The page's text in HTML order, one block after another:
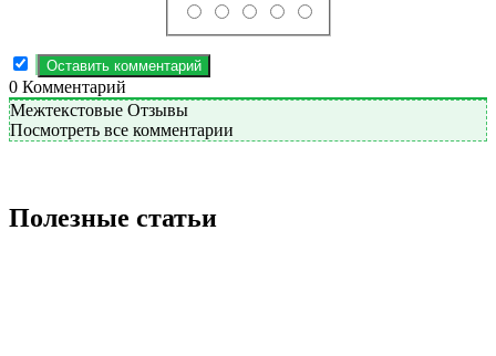
0 Комментарий
Межтекстовые Отзывы
Посмотреть все комментарии
Полезные статьи